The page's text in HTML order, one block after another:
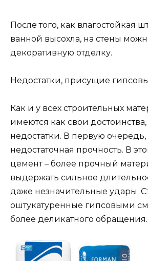
После того, как влагостойкая
ванной высохла, на стены
декоративную отделку.
Недостатки, присущие
Как и у всех строительных
имеются как свои достоинства,
недостатки. В первую очередь,
недостаточная прочность. В
цемент – более прочный
выдержать сильное
даже незначительные удары.
оштукатуренные гипсовыми
более деликатного обращения.